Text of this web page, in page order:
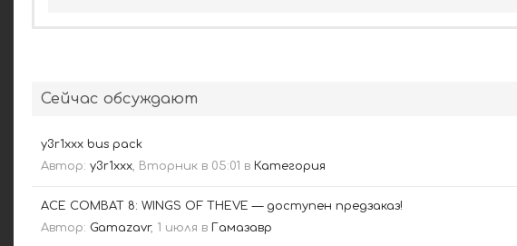
Сейчас обсуждают
y3r1xxx bus pack
Автор: y3r1xxx, Вторник в 05:01 в Категория
ACE COMBAT 8: WINGS OF THEVE — доступен предзаказ!
Автор: Gamazavr, 1 июля в Гамазавр